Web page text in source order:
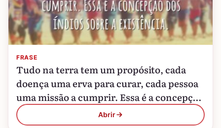
FRASE
Tudo na terra tem um propósito, cada
doença uma erva para curar, cada pessoa
uma missão a cumprir. Essa é a concepção
dos índios sobre a existência.
Abrir